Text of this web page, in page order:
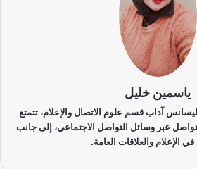
ياسمين خليل
آداب قسم علوم الاتصال والإعلام، تتمتع
عبر وسائل التواصل الاجتماعي، إلى جانب
في الإعلام والعلاقات العامة.